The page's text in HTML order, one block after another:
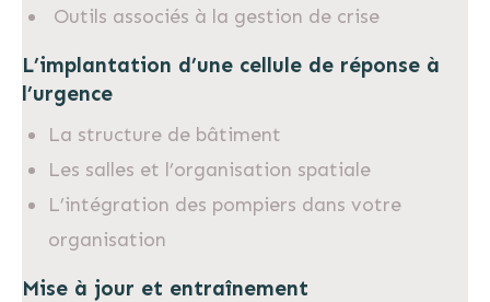
Outils associés à la gestion de crise
L’implantation d’une cellule de réponse à
l’urgence
La structure de bâtiment
Les salles et l’organisation spatiale
L’intégration des pompiers dans votre
organisation
Mise à jour et entraînement